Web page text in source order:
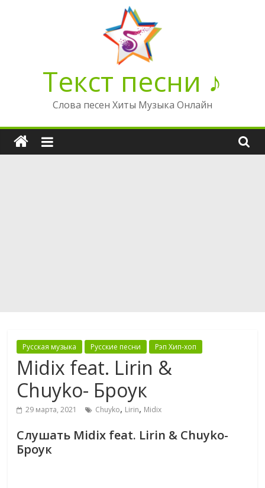
Текст песни ♪
Слова песен Хиты Музыка Онлайн
Русская музыка Русские песни Рэп Хип-хоп
Midix feat. Lirin &
Chuyko- Броук
29 марта, 2021 Chuyko, Lirin, Midix
Слушать Midix feat. Lirin & Chuyko-
Броук